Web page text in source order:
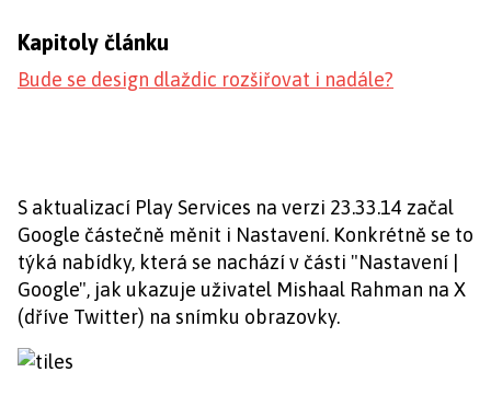
Kapitoly článku
Bude se design dlaždic rozšiřovat i nadále?
S aktualizací Play Services na verzi 23.33.14 začal
Google částečně měnit i Nastavení. Konkrétně se to
týká nabídky, která se nachází v části "Nastavení |
Google", jak ukazuje uživatel Mishaal Rahman na X
(dříve Twitter) na snímku obrazovky.